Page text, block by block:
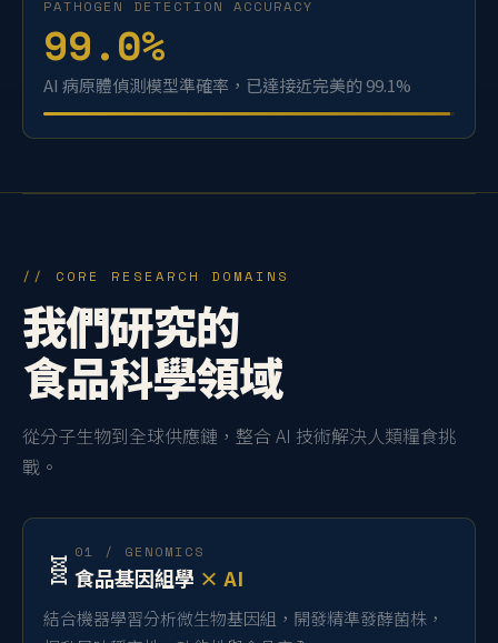
PATHOGEN DETECTION ACCURACY
99.0%
AI 病原體偵測模型準確率，已達接近完美的 99.1%
// CORE RESEARCH DOMAINS
我們研究的
食品科學領域
從分子生物到全球供應鏈，整合 AI 技術解決人類糧食挑
戰。
🧬 01 / GENOMICS
食品基因組學 × AI
結合機器學習分析微生物基因組，開發精準發酵菌株，